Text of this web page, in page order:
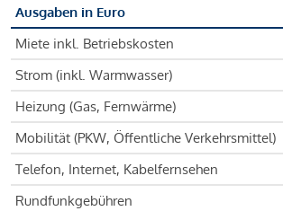
Ausgaben in Euro
Miete inkl. Betriebskosten
Strom (inkl. Warmwasser)
Heizung (Gas, Fernwärme)
Mobilität (PKW, Öffentliche Verkehrsmittel)
Telefon, Internet, Kabelfernsehen
Rundfunkgebühren